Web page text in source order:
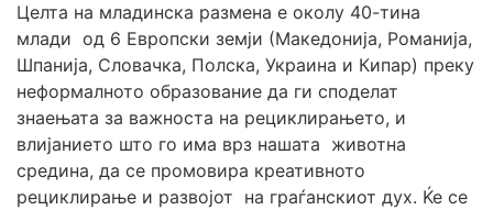
Целта на младинска размена е околу 40-тина
млади од 6 Европски земји (Македонија, Романија,
Шпанија, Словачка, Полска, Украина и Кипар) преку
неформалното образование да ги споделат
знаењата за важноста на рециклирањето, и
влијанието што го има врз нашата животна
средина, да се промовира креативното
рециклирање и развојот на граѓанскиот дух. Ќе се